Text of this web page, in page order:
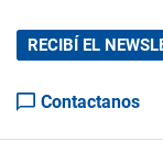
RECIBÍ EL
Contactanos